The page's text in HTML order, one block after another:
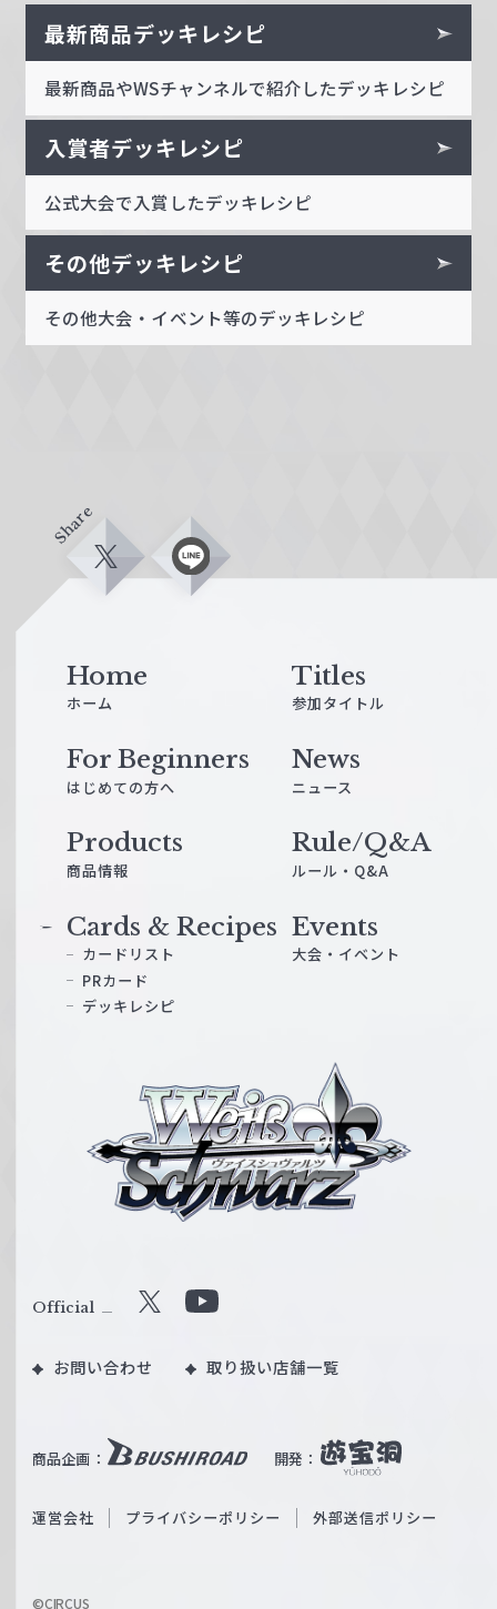
最新商品デッキレシピ
最新商品やWSチャンネルで紹介したデッキレシピ
入賞者デッキレシピ
公式大会で入賞したデッキレシピ
その他デッキレシピ
その他大会・イベント等のデッキレシピ
Share
X L
ス
ル
W
ß
c
a
Home
ホーム
Titles
参加タイトル
For Beginners
はじめての方へ
News
ニュース
Products
商品情報
Cards & Recipes
カードリスト
PRカード
デッキレシピ
Events
大会・イベント
Rule/Q&A
ルール・Q&A
商品企画： 開発：
Official X
u
b
O
お問い合わせ 取り扱い店舗一覧
運営会社 プライバシーポリシー 外部送信ポリシー
©CIRCUS